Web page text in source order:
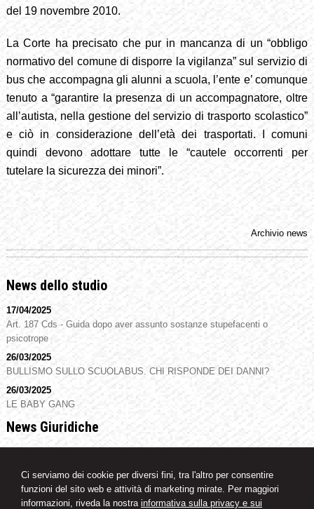
Ci serviamo dei cookie per diversi fini, tra l'altro per consentire
funzioni del sito web e attività di marketing mirate. Per maggiori
informazioni, riveda la nostra informativa sulla privacy e sui
del 19 novembre 2010.
La Corte ha precisato che pur in mancanza di un “obbligo
normativo del comune di disporre la vigilanza” sul servizio di
bus che accompagna gli alunni a scuola, l’ente e’ comunque
tenuto a “garantire la presenza di un accompagnatore, oltre
all’autista, nella gestione del servizio di trasporto scolastico”
e ciò in considerazione dell’età dei trasportati. I comuni
quindi devono adottare tutte le “cautele occorrenti per
tutelare la sicurezza dei minori”.
Archivio news
News dello studio
17/04/2025
Art. 187 Cds - Guida dopo aver assunto sostanze stupefacenti o
psicotrope
26/03/2025
BULLISMO SULLO SCUOLABUS. CHI RISPONDE DEI DANNI?
26/03/2025
LE BABY GANG
News Giuridiche
procura specifica
06/08/2026